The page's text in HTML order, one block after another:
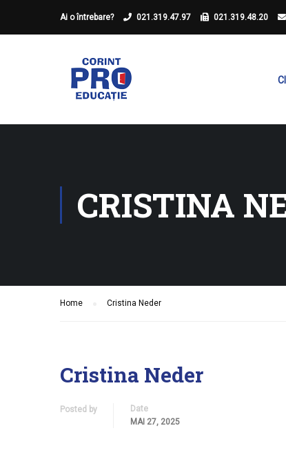
Ai o întrebare? 021.319.47.97 021.319.48.20
CRISTINA
Home Cristina Neder
Cristina Neder
Posted by
Date
MAI 27, 2025